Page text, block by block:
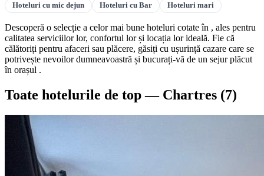
Hoteluri cu mic dejun
Hoteluri cu Bar Hoteluri mari
Descoperă o selecție a celor mai bune hoteluri cotate în , ales pentru
calitatea serviciilor lor, confortul lor și locația lor ideală. Fie că
călătoriți pentru afaceri sau plăcere, găsiți cu ușurință cazare care se
potrivește nevoilor dumneavoastră și bucurați-vă de un sejur plăcut
în orașul .
Toate hotelurile de top — Chartres (7)